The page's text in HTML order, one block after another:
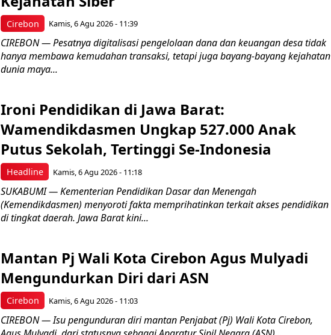
Cirebon Kamis, 6 Agu 2026 - 11:39
CIREBON — Pesatnya digitalisasi pengelolaan dana dan keuangan desa tidak
hanya membawa kemudahan transaksi, tetapi juga bayang-bayang kejahatan
dunia maya...
Headline
Ironi Pendidikan di Jawa Barat:
Wamendikdasmen Ungkap 527.000 Anak
Putus Sekolah, Tertinggi Se-Indonesia
Kamis, 6 Agu 2026 - 11:18
SUKABUMI — Kementerian Pendidikan Dasar dan Menengah
(Kemendikdasmen) menyoroti fakta memprihatinkan terkait akses pendidikan
di tingkat daerah. Jawa Barat kini...
Cirebon
Mantan Pj Wali Kota Cirebon Agus Mulyadi
Mengundurkan Diri dari ASN
Kamis, 6 Agu 2026 - 11:03
CIREBON — Isu pengunduran diri mantan Penjabat (Pj) Wali Kota Cirebon,